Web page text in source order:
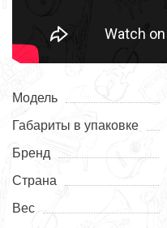
Модель
Габариты в упаковке
Бренд
Страна
Вес